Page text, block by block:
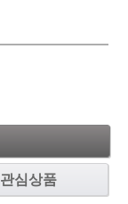
관심상품